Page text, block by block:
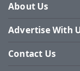
About Us
Advertise With
Contact Us